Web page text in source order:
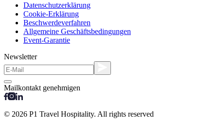
Datenschutzerklärung
Cookie-Erklärung
Beschwerdeverfahren
Allgemeine Geschäftsbedingungen
Event-Garantie
Newsletter
Mailkontakt genehmigen
© 2026 P1 Travel Hospitality. All rights reserved